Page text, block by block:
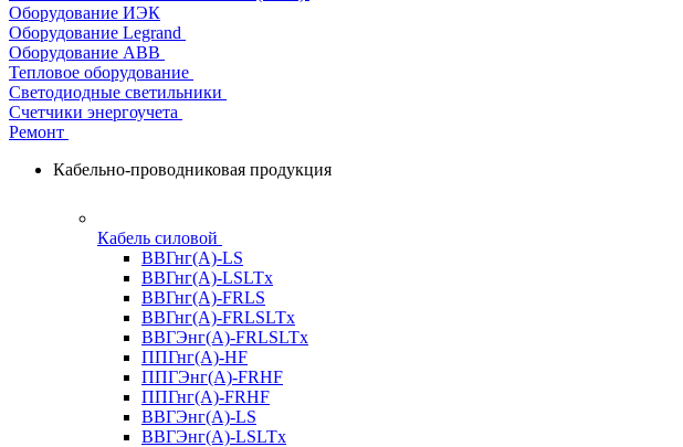
Оборудование ИЭК
Оборудование Legrand
Оборудование АВВ
Тепловое оборудование
Светодиодные светильники
Счетчики энергоучета
Ремонт
Кабельно-проводниковая продукция
Кабель силовой
ВВГнг(А)-LS
ВВГнг(А)-LSLTx
ВВГнг(А)-FRLS
ВВГнг(А)-FRLSLTx
ВВГЭнг(А)-FRLSLTx
ППГнг(А)-HF
ППГЭнг(А)-FRHF
ППГнг(А)-FRHF
ВВГЭнг(А)-LS
ВВГЭнг(А)-LSLTx